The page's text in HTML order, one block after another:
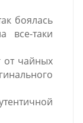
боялась
все-таки
от чайных